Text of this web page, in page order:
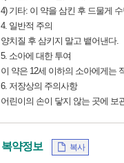
4) 기타: 이 약을 삼킨 후 드물게
4. 일반적 주의
양치질 후 삼키지 말고 뱉어낸다.
5. 소아에 대한 투여
이 약은 12세 이하의 소아에게는
6. 저장상의 주의사항
어린이의 손이 닿지 않는 곳에 보
복약정보 복사